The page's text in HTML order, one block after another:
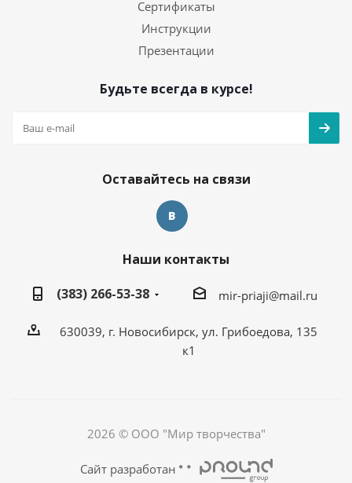
Сертификаты
Инструкции
Презентации
Будьте всегда в курсе!
Оставайтесь на связи
Наши контакты
(383) 266-53-38
mir-priaji@mail.ru
630039, г. Новосибирск, ул. Грибоедова, 135
к1
2026 © ООО "Мир творчества"
Сайт разработан